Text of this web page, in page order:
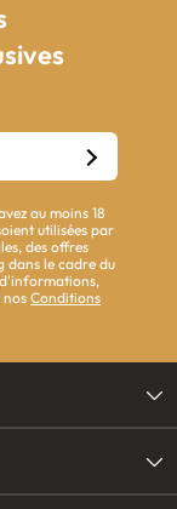
au moins 18
utilisées par
des offres
dans le cadre du
nos Conditions